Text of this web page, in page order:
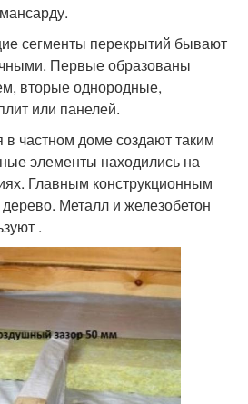
сегменты перекрытий бывают
Первые образованы
вторые однородные,
или панелей.
частном доме создают таким
элементы находились на
Главным конструкционным
Металл и железобетон
.